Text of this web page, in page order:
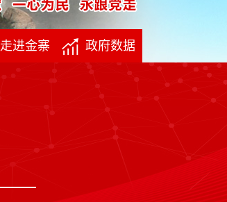
走进金寨 政府数据